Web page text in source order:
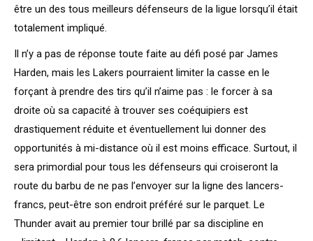
être un des tous meilleurs défenseurs de la ligue lorsqu’il était
totalement impliqué.
Il n’y a pas de réponse toute faite au défi posé par James
Harden, mais les Lakers pourraient limiter la casse en le
forçant à prendre des tirs qu’il n’aime pas : le forcer à sa
droite où sa capacité à trouver ses coéquipiers est
drastiquement réduite et éventuellement lui donner des
opportunités à mi-distance où il est moins efficace. Surtout, il
sera primordial pour tous les défenseurs qui croiseront la
route du barbu de ne pas l’envoyer sur la ligne des lancers-
francs, peut-être son endroit préféré sur le parquet. Le
Thunder avait au premier tour brillé par sa discipline en